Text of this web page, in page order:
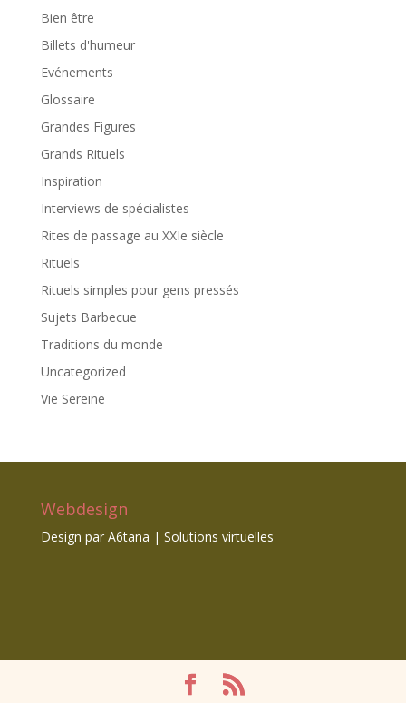
Bien être
Billets d'humeur
Evénements
Glossaire
Grandes Figures
Grands Rituels
Inspiration
Interviews de spécialistes
Rites de passage au XXIe siècle
Rituels
Rituels simples pour gens pressés
Sujets Barbecue
Traditions du monde
Uncategorized
Vie Sereine
Webdesign
Design par A6tana | Solutions virtuelles